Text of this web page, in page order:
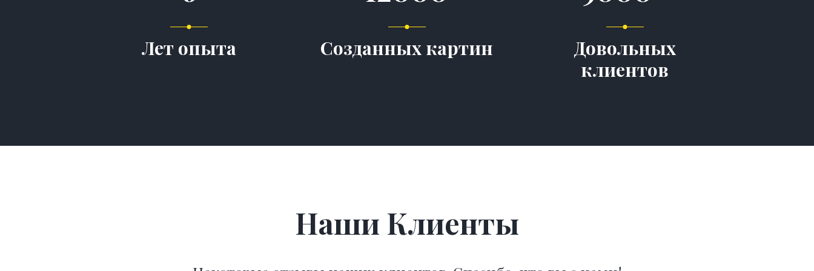
Лет опыта Созданных картин
Довольных
клиентов
Наши Клиенты